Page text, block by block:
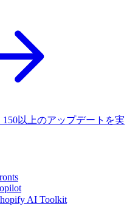
150以上のアップデートを実
AI Toolkit